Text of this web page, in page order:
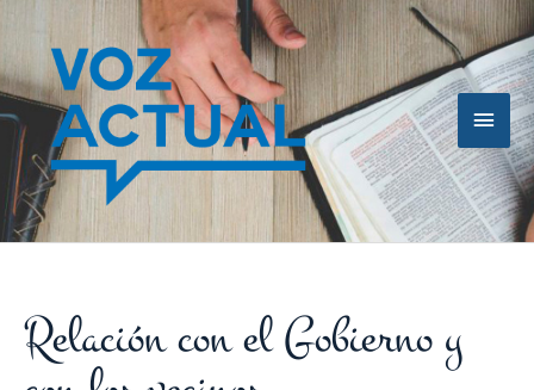
contenido
Relación con el Gobierno y